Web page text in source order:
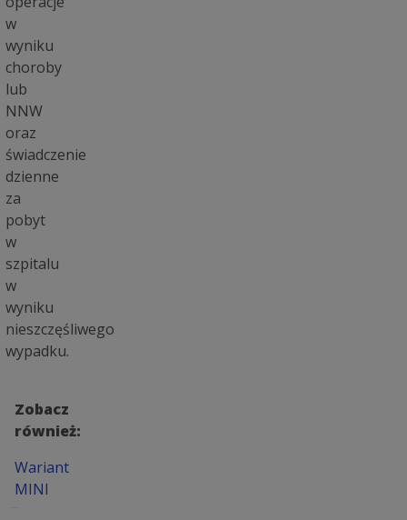
w
wyniku
choroby
lub
NNW
oraz
świadczenie
dzienne
za
pobyt
w
szpitalu
w
wyniku
nieszczęśliwego
wypadku.
Zobacz
również:
Wariant
MINI